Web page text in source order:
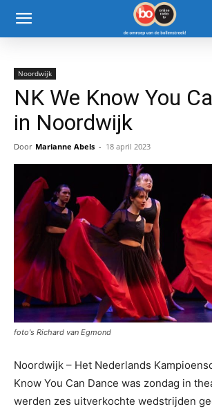
Noordwijk
NK We Know You
in Noordwijk
Door Marianne Abels - 18 april 2023
foto's Richard van Egmond
Noordwijk – Het Nederlands
Know You Can Dance was zondag in
werden zes uitverkochte wedstrijden